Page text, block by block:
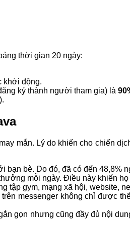
thời gian 20 ngày:
khởi động.
ký thành người tham gia) là
mắn. Lý do khiến cho chiến
bạn bè. Do đó, đã có đến 48,8%
mỗi ngày. Điều này khiến
tập gym, mạng xã hội, website,
messenger không chỉ được
gọn nhưng cũng đầy đủ nội